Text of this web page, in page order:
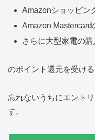
Amazonショッピン
Amazon Mastercard
さらに大型家電の
のポイント還元を受ける
忘れないうちにエント
す。